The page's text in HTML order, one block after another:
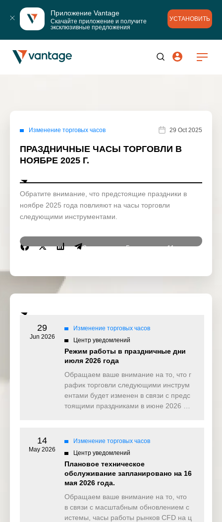
Приложение Vantage
Скачайте приложение и получите
эксклюзивные предложения
УСТАНОВИТЬ
Изменение торговых часов 29 Oct 2025
ПРАЗДНИЧНЫЕ ЧАСЫ ТОРГОВЛИ В
НОЯБРЕ 2025 Г.
Обратите внимание, что предстоящие праздники в
ноябре 2025 года повлияют на часы торговли
следующими инструментами.
3
5
11
Nanak
nce
DJ30
SP500ft
29
Jun 2026
Изменение торговых часов
Центр уведомлений
Режим работы в праздничные дни
июля 2026 года
Обращаем ваше внимание на то, что г
рафик торговли следующими инструм
ентами будет изменен в связи с предс
тоящими праздниками в июне 2026 …
14
May 2026
Изменение торговых часов
Центр уведомлений
Плановое техническое
обслуживание запланировано на 16
мая 2026 года.
Обращаем ваше внимание на то, что
в связи с масштабным обновлением с
истемы, часы работы рынков CFD на ц